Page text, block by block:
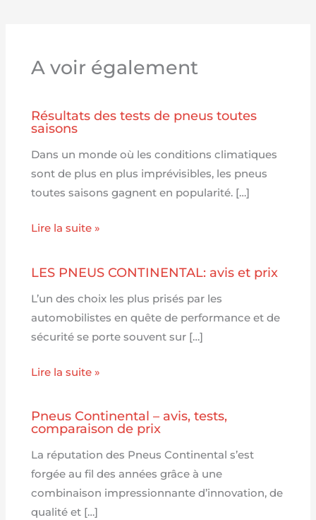
A voir également
Résultats des tests de pneus toutes
saisons
Dans un monde où les conditions climatiques
sont de plus en plus imprévisibles, les pneus
toutes saisons gagnent en popularité. […]
Lire la suite »
LES PNEUS CONTINENTAL: avis et prix
L’un des choix les plus prisés par les
automobilistes en quête de performance et de
sécurité se porte souvent sur […]
Lire la suite »
Pneus Continental – avis, tests,
comparaison de prix
La réputation des Pneus Continental s’est
forgée au fil des années grâce à une
combinaison impressionnante d’innovation, de
qualité et […]